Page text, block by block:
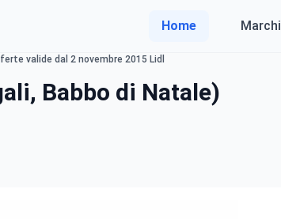
Home Marchi
valide dal 2 novembre 2015 Lidl
Babbo di Natale)